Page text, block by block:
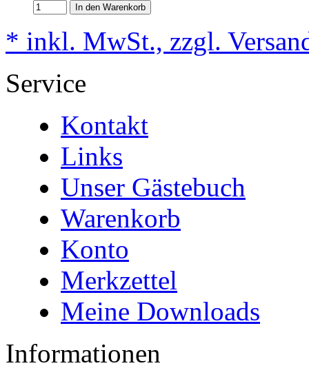
In den Warenkorb
* inkl. MwSt., zzgl.
Service
Kontakt
Links
Unser Gästebuch
Warenkorb
Konto
Merkzettel
Meine Downloads
Informationen